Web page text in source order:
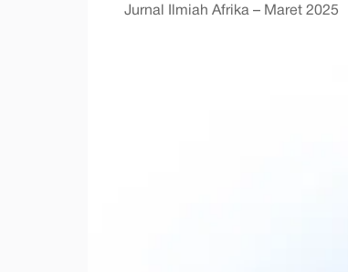
Jurnal Ilmiah Afrika – Maret 2025